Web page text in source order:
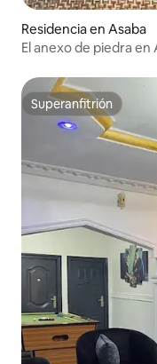
Residencia en Asaba
El anexo de piedra en
Superanfitrión
Superanfitrión